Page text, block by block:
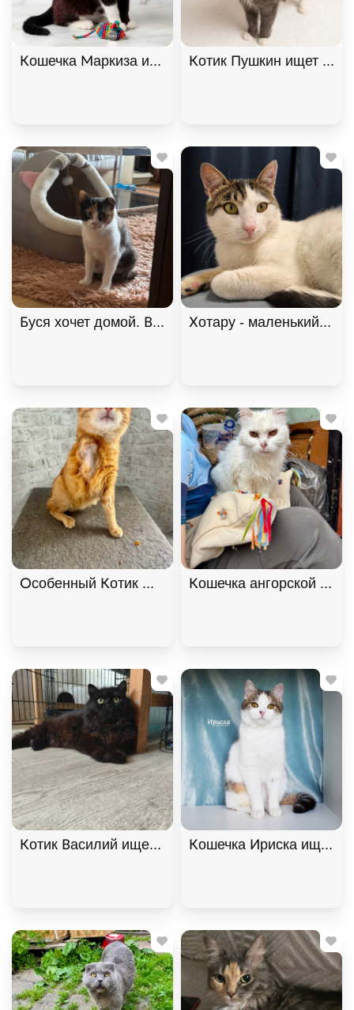
Кошечка Маркиза ищет дом. В дар!, Черный с
Котик Пушкин ищет
Буся хочет домой. В дар!, Черепаховый,
Хотару - маленький
Особенный Котик Махони ищет семью. В дар!,
Кошечка ангорской
Котик Василий ищет дом. В дар!, Черный,
Кошечка Ириска ищет